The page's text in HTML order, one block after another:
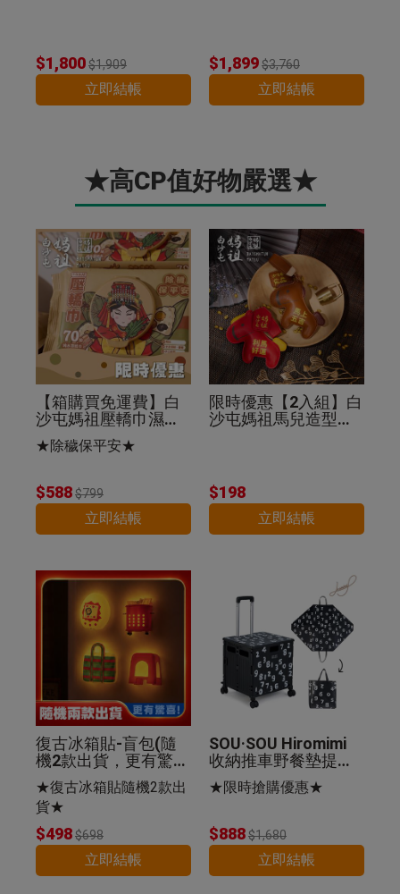
$1,800$1,909
立即結帳
$1,899$3,760
立即結帳
★高CP值好物嚴選★
【箱購買免運費】白
沙屯媽祖壓轎巾濕紙
巾70抽(24入組)除穢
保平安
★除穢保平安★
$588$799
立即結帳
限時優惠【2入組】白
沙屯媽祖馬兒造型皮
$198
立即結帳
復古冰箱貼-盲包(隨
機2款出貨，更有驚
喜)
★復古冰箱貼隨機2款出
貨★
$498$698
立即結帳
SOU·SOU Hiromimi
收納推車野餐墊提袋
組-SO-SU-U十數昆
★限時搶購優惠★
$888$1,680
立即結帳